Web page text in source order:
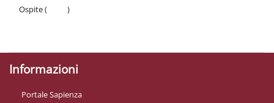
Ospite (
)
Informazioni
Portale Sapienza